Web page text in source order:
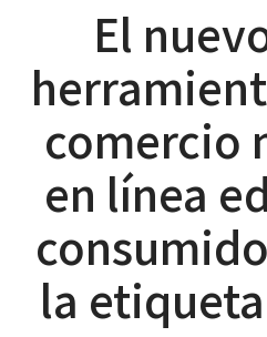
El
comercio
en línea
la